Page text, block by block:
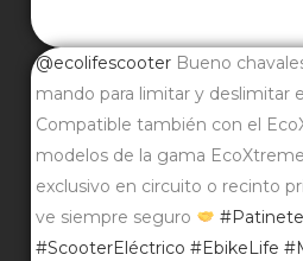
@ecolifescooter Bueno
mando para limitar y deslimitar
Compatible también con el
modelos de la gama
exclusivo en circuito o recinto
ve siempre seguro
#ScooterEléctrico #EbikeLife